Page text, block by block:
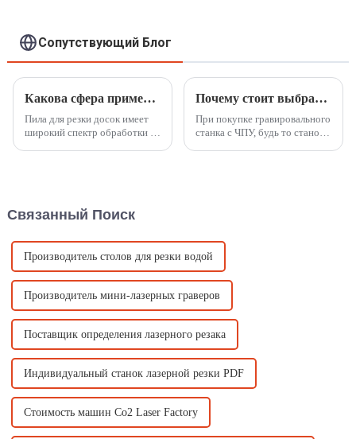
Сопутствующий Блог
Какова сфера применения пилы для резки досок?
Пила для резки досок имеет
широкий спектр обработки и
оборудование может не
требованиям процесса...
Почему стоит выбрать фирменный станок с ЧПУ?
При покупке гравировального
станка с ЧПУ, будь то станок с
факторы, которые ...
Связанный Поиск
Производитель столов для резки водой
Производитель мини-лазерных граверов
Поставщик определения лазерного резака
Индивидуальный станок лазерной резки PDF
Стоимость машин Co2 Laser Factory